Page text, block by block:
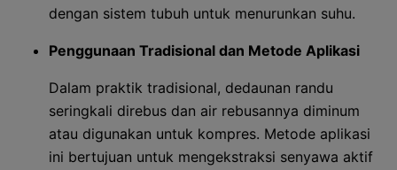
dengan sistem tubuh untuk menurunkan suhu.
Penggunaan Tradisional dan Metode Aplikasi
Dalam praktik tradisional, dedaunan randu
seringkali direbus dan air rebusannya diminum
atau digunakan untuk kompres. Metode aplikasi
ini bertujuan untuk mengekstraksi senyawa aktif